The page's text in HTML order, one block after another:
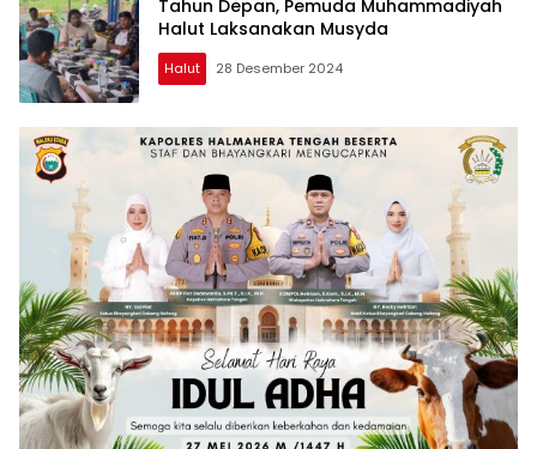
Tahun Depan, Pemuda Muhammadiyah
Halut Laksanakan Musyda
Halut 28 Desember 2024